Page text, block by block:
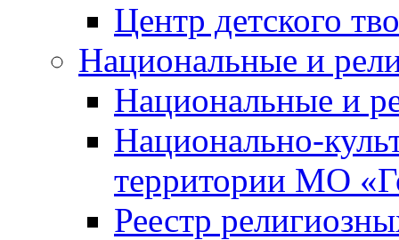
Центр детского
Национальные и
Национальные и
Национально-
территории МО
Реестр